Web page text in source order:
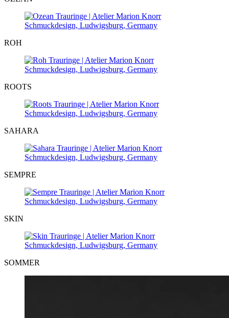
ROH
ROOTS
SAHARA
SEMPRE
SKIN
SOMMER